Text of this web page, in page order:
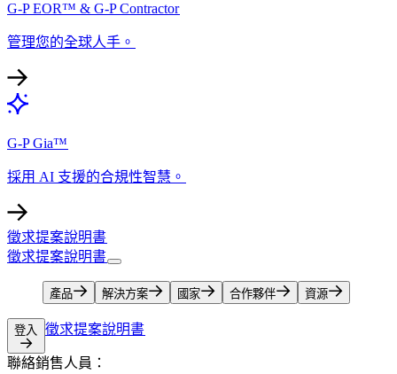
G-P EOR™ & G-P Contractor​​
管理您的全球人手。​​
G-P Gia™​​
採用 AI 支援的合規性智慧。​​
徵求提案說明書​​
徵求提案說明書​​
產品​​ 解決方案​​ 國家​​ 合作夥伴​​ 資源​​
登入​​ 徵求提案說明書​​
聯絡銷售人員：​​